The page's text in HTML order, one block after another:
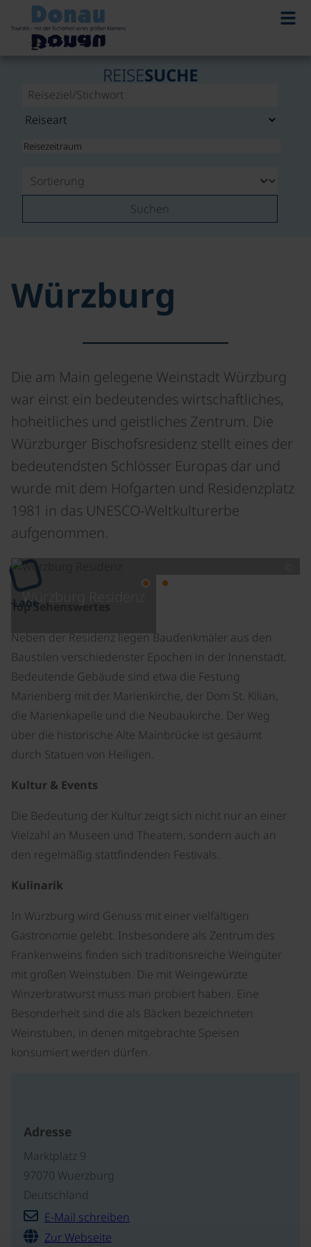
REISESUCHE
Suchen
Würzburg
Die am Main gelegene Weinstadt Würzburg
war einst ein bedeutendes wirtschaftliches,
hoheitliches und geistliches Zentrum. Die
Würzburger Bischofsresidenz stellt eines der
bedeutendsten Schlösser Europas dar und
wurde mit dem Hofgarten und Residenzplatz
1981 in das UNESCO-Weltkulturerbe
aufgenommen.
Würzburg Residenz
Lade
Top Sehenswertes
Neben der Residenz liegen Baudenkmäler aus den
Baustilen verschiedenster Epochen in der Innenstadt.
Bedeutende Gebäude sind etwa die Festung
Marienberg mit der Marienkirche, der Dom St. Kilian,
die Marienkapelle und die Neubaukirche. Der Weg
über die historische Alte Mainbrücke ist gesäumt
durch Statuen von Heiligen.
Kultur & Events
Die Bedeutung der Kultur zeigt sich nicht nur an einer
Vielzahl an Museen und Theatern, sondern auch an
den regelmäßig stattfindenden Festivals.
Kulinarik
In Würzburg wird Genuss mit einer vielfältigen
Gastronomie gelebt. Insbesondere als Zentrum des
Frankenweins finden sich traditionsreiche Weingüter
mit großen Weinstuben. Die mit Weingewürzte
Winzerbratwurst muss man probiert haben. Eine
Besonderheit sind die als Bäcken bezeichneten
Weinstuben, in denen mitgebrachte Speisen
konsumiert werden dürfen.
Adresse
Marktplatz 9
97070 Wuerzburg
Deutschland
E-Mail schreiben
Zur Webseite